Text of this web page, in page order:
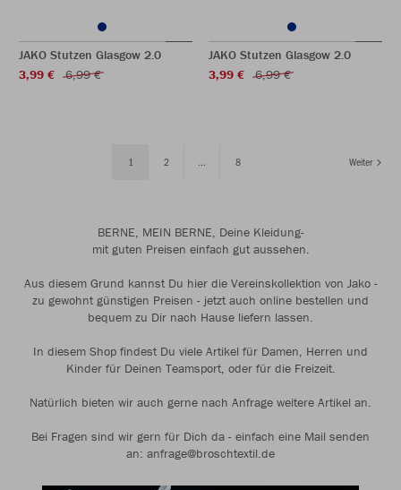
JAKO Stutzen Glasgow 2.0
3,99 €
6,99 €
JAKO Stutzen Glasgow 2.0
3,99 €
6,99 €
1 2 ... 8 Weiter
BERNE, MEIN BERNE, Deine Kleidung-
mit guten Preisen einfach gut aussehen.
Aus diesem Grund kannst Du hier die Vereinskollektion von Jako -
zu gewohnt günstigen Preisen - jetzt auch online bestellen und
bequem zu Dir nach Hause liefern lassen.
In diesem Shop findest Du viele Artikel für Damen, Herren und
Kinder für Deinen Teamsport, oder für die Freizeit.
Natürlich bieten wir auch gerne nach Anfrage weitere Artikel an.
Bei Fragen sind wir gern für Dich da - einfach eine Mail senden
an: anfrage@broschtextil.de